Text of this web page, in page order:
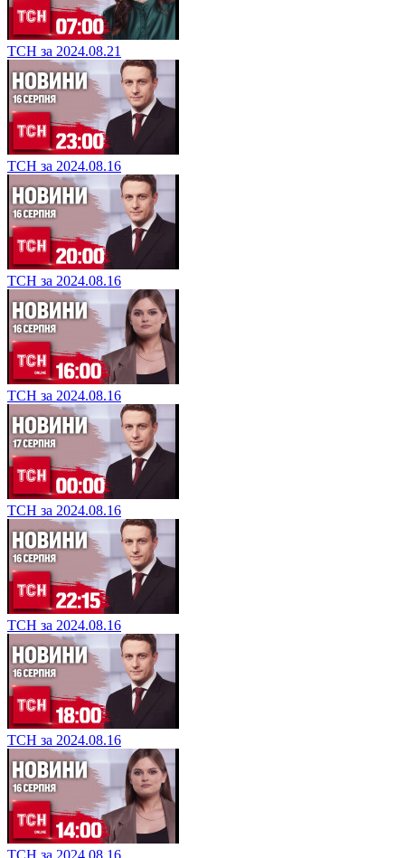
ТСН за 2024.08.21
ТСН за 2024.08.16
ТСН за 2024.08.16
ТСН за 2024.08.16
ТСН за 2024.08.16
ТСН за 2024.08.16
ТСН за 2024.08.16
ТСН за 2024.08.16